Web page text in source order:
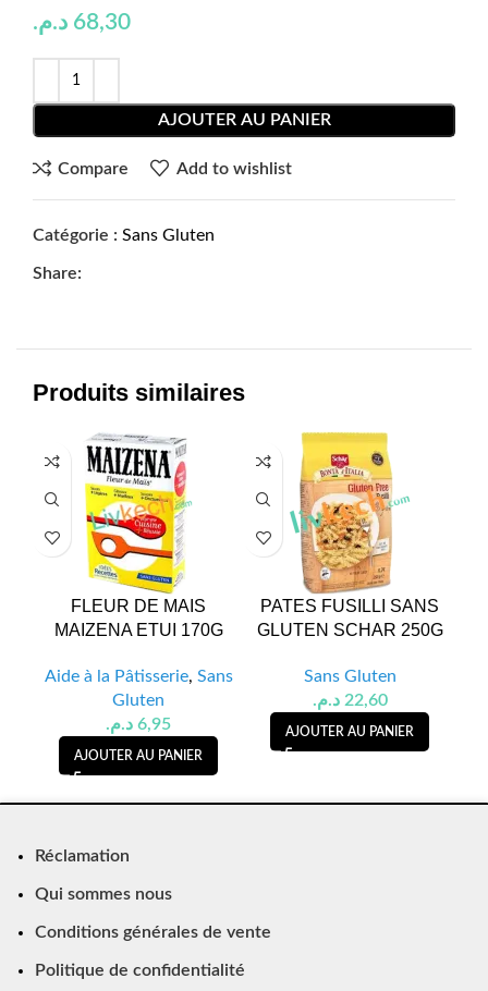
68,30 د.م.
AJOUTER AU PANIER
Compare Add to wishlist
Catégorie : Sans Gluten
Share:
Produits similaires
FLEUR DE MAIS
MAIZENA ETUI 170G
Aide à la Pâtisserie, Sans
Gluten
6,95 د.م.
AJOUTER AU PANIER
PATES FUSILLI SANS
GLUTEN SCHAR 250G
Sans Gluten
22,60 د.م.
AJOUTER AU PANIER
Réclamation
Qui sommes nous
Conditions générales de vente
Politique de confidentialité